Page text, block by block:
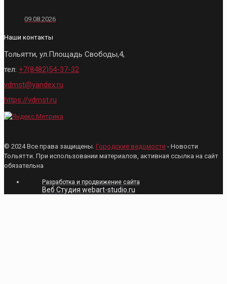
09.08.2026
Наши контакты
Тольятти, ул.Площадь Свободы,4,
тел: +7(8482)54-37-32
vdmst@yandex.ru
https://vdmst.ru
© 2024 Все права защищены. Городские ведомости - Новости
Тольятти. При использовании материалов, активная ссылка на сайт
обязательна
Разработка и продвижение сайта
Веб Студия webart-studio.ru